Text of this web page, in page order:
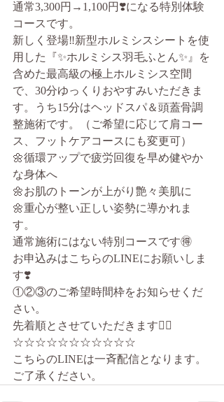
通常3,300円→1,100円❣️になる特別体験
コースです。
新しく登場‼️新型ホルミシスシートを使
用した『✨ホルミシス羽毛ふとん✨』を
含めた最高級の極上ホルミシス空間
で、30分ゆっくりおやすみいただきま
す。うち15分はヘッドスパ＆頭蓋骨調
整施術です。（ご希望に応じて肩コー
ス、フットケアコースにも変更可）
🌼循環アップで疲労回復を早め健やか
な身体へ
🌼お肌のトーンが上がり艶々美肌に
🌼重心が整い正しい姿勢に導かれま
す。
通常施術にはない特別コースです🉐
お申込みはこちらのLINEにお願いしま
す❣️
①②③のご希望時間枠をお知らせくだ
さい。
先着順とさせていただきます🙇‍♀️
☆☆☆☆☆☆☆☆☆☆☆
こちらのLINEは一斉配信となります。
ご了承ください。